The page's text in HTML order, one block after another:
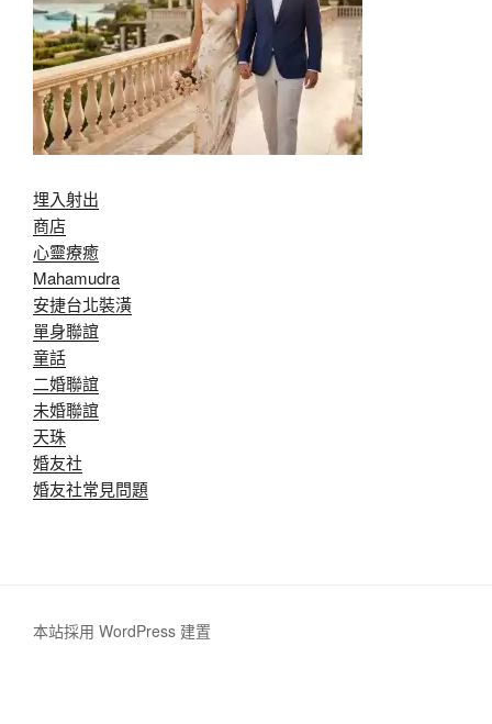
埋入射出
商店
心靈療癒
Mahamudra
安捷台北裝潢
單身聯誼
童話
二婚聯誼
未婚聯誼
天珠
婚友社
婚友社常見問題
本站採用 WordPress 建置